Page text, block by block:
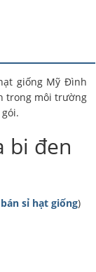
giống Mỹ Đình
trong môi trường
bi đen
bán sỉ hạt giống)